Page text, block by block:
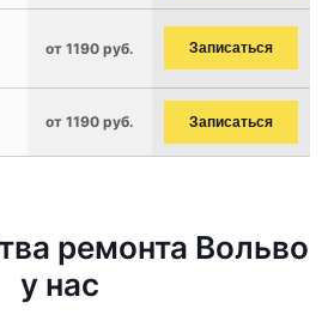
от 1190 руб. Записаться
от 1190 руб. Записаться
ремонта Вольво
у нас